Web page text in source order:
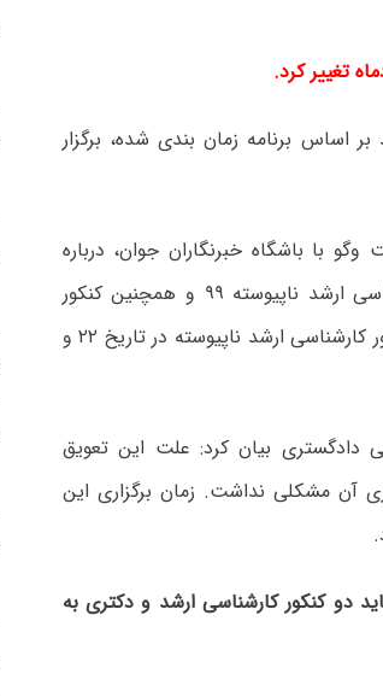
بر اساس برنامه زمان بندی شده، برگزار
با باشگاه خبرنگاران جوان، درباره
آخرین تصمیمات سازمان سنجش برای برگزاری کنکور کارشناسی ارشد ناپیوسته ۹۹ و همچنین کنکور
دکتری ۹۹ اظهار کرد: دو کنکور دکتری در تاریخ ۹ خرداد و کنکور کارشناسی ارشد ناپیوسته در تاریخ ۲۲ و
دادگستری بیان کرد: علت این تعویق
آن مشکلی نداشت. زمان برگزاری این
دو کنکور کارشناسی ارشد و دکتری به